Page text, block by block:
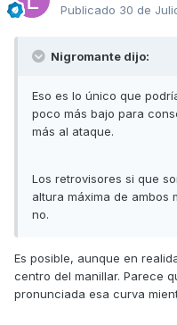
Publicado 30 de
Nigromante dijo:
Eso es lo único que
poco más bajo para
más al ataque.
Los retrovisores si que
altura máxima de ambos
no.
Es posible, aunque en
centro del manillar. Parece
pronunciada esa curva